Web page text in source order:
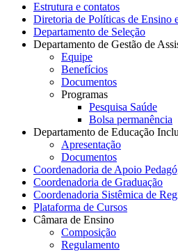
Estrutura e contatos
Diretoria de Políticas de Ensino
Departamento de Seleção
Departamento de Gestão de
Equipe
Benefícios
Documentos
Programas
Pesquisa Saúde
Bolsa permanência
Departamento de Educação
Apresentação
Documentos
Coordenadoria de Apoio
Coordenadoria de Graduação
Coordenadoria Sistêmica de
Plataforma de Cursos
Câmara de Ensino
Composição
Regulamento